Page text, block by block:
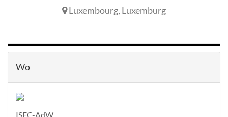
Luxembourg, Luxemburg
Wo
ISEC-AdW